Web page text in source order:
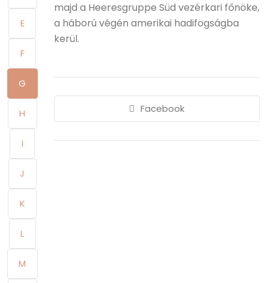
E
F
G
H
I
J
K
L
M
majd a Heeresgruppe Süd vezérkari főnöke,
a háború végén amerikai hadifogságba
kerül.
Facebook